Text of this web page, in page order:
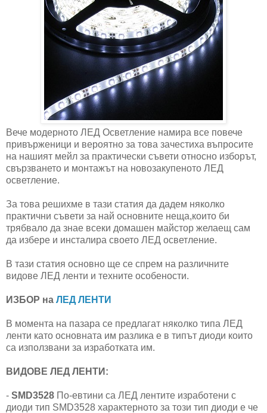
Вече модерното ЛЕД Осветление намира все повече
привърженици и вероятно за това зачестиха въпросите
на нашият мейл за практически съвети относно изборът,
свързването и монтажът на новозакупеното ЛЕД
осветление.
За това решихме в тази статия да дадем няколко
практични съвети за най основните неща,които би
трябвало да знае всеки домашен майстор желаещ сам
да избере и инсталира своето ЛЕД осветление.
В тази статия основно ще се спрем на различните
видове ЛЕД ленти и техните особености.
ИЗБОР на ЛЕД ЛЕНТИ
В момента на пазара се предлагат няколко типа ЛЕД
ленти като основната им разлика е в типът диоди които
са използвани за изработката им.
ВИДОВЕ ЛЕД ЛЕНТИ:
- SMD3528 По-евтини са ЛЕД лентите изработени с
диоди тип SMD3528 характерното за този тип диоди е че